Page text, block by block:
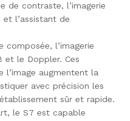
de contraste, l’imagerie
et l’assistant de
composée, l’imagerie
et le Doppler. Ces
l’image augmentent la
avec précision les
sûr et rapide.
le S7 est capable